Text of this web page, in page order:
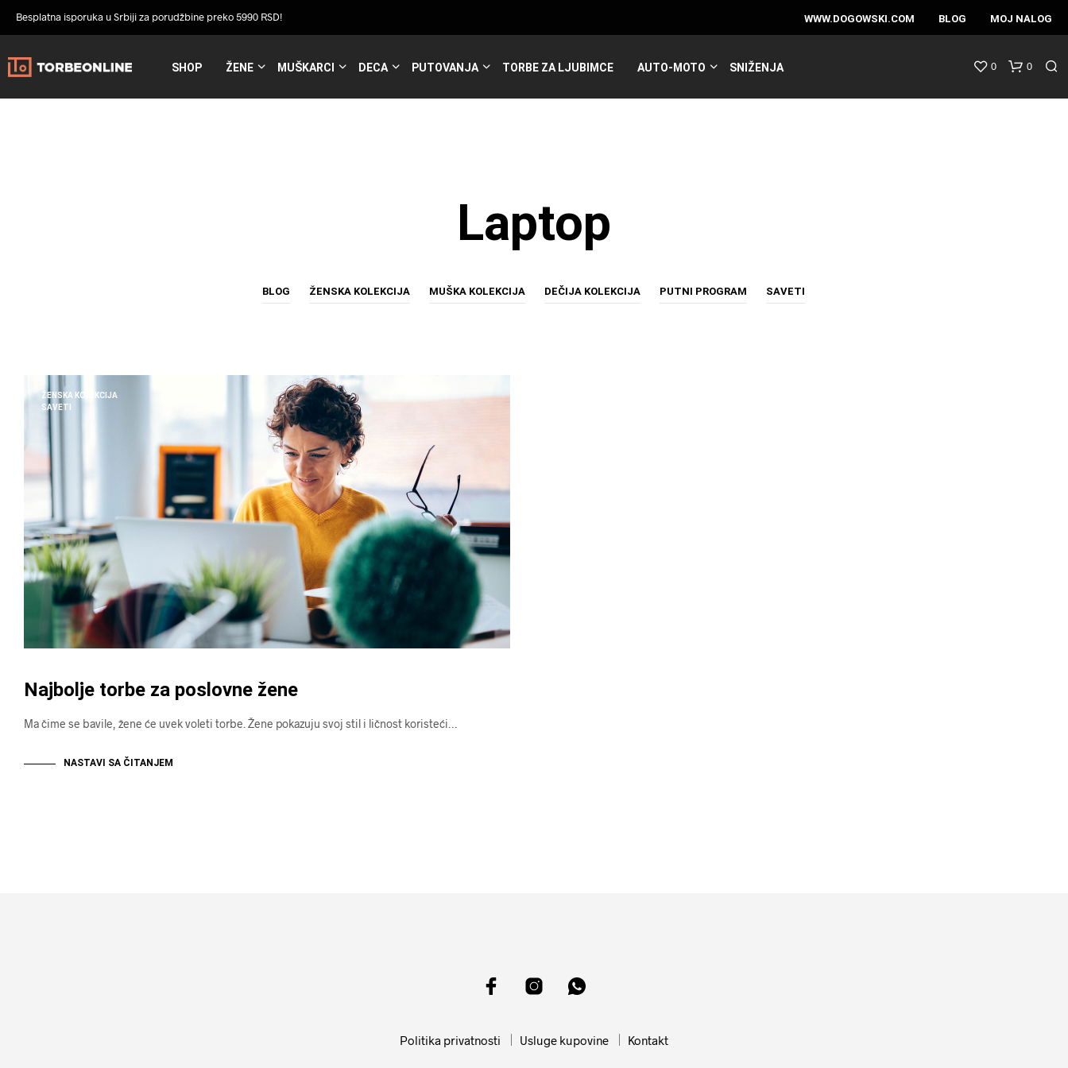
Besplatna isporuka u Srbiji za porudžbine preko 5990 RSD! WWW.DOGOWSKI.COM BLOG MOJ NALOG
SHOP ŽENE MUŠKARCI DECA PUTOVANJA TORBE ZA LJUBIMCE AUTO-MOTO SNIŽENJA 0 0
Laptop
BLOG ŽENSKA KOLEKCIJA MUŠKA KOLEKCIJA DEČIJA KOLEKCIJA PUTNI PROGRAM SAVETI
ŽENSKA KOLEKCIJA
SAVETI
Najbolje torbe za poslovne žene
Ma čime se bavile, žene će uvek voleti torbe. Žene pokazuju svoj stil i ličnost koristeći…
NASTAVI SA ČITANJEM
Politika privatnosti Usluge kupovine Kontakt